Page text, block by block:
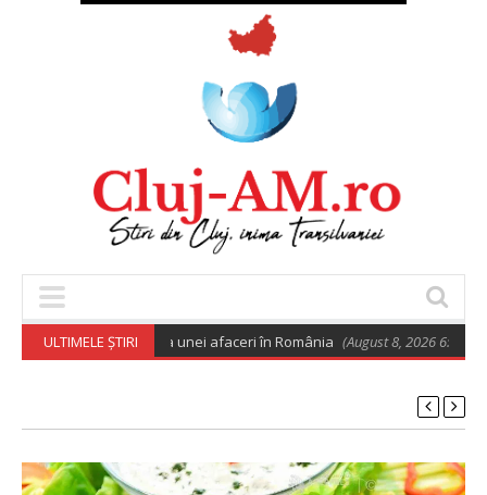
ULTIMELE ȘTIRI
pentru deschiderea unei afaceri în România (August 8, 2026 6:02 am)